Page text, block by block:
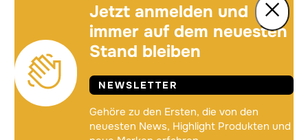
Jetzt anmelden und
immer auf dem neuesten
Stand bleiben
NEWSLETTER
Gehöre zu den Ersten, die von den
neuesten News, Highlight Produkten und